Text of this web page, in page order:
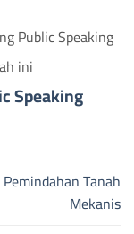
Public Speaking
ini
Speaking
Tanah
Mekanis